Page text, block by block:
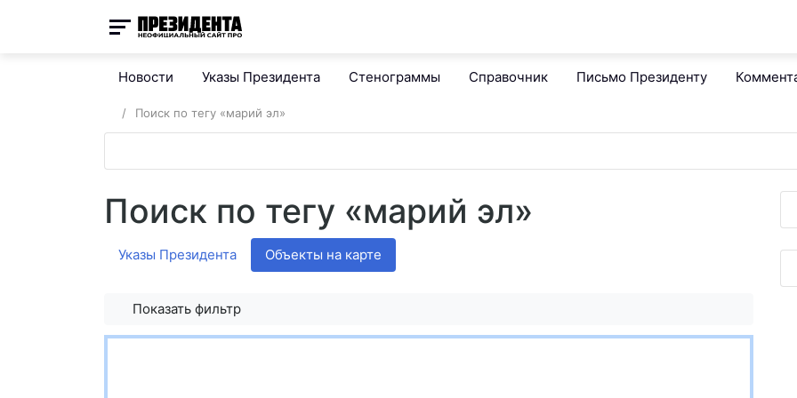
Новости Указы Президента Стенограммы Справочник Письмо Президенту
Поиск по тегу «марий эл»
Поиск по тегу «марий эл»
Указы Президента Объекты на карте
Показать фильтр